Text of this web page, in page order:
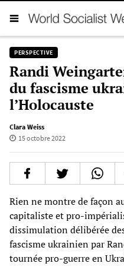
PERSPECTIVE
Randi
du fascisme
l’Holocauste
Clara Weiss
15 octobre 2022
Rien ne montre de façon
capitaliste et pro-
dissimulation délibérée
fascisme ukrainien par
tournée pro-guerre en